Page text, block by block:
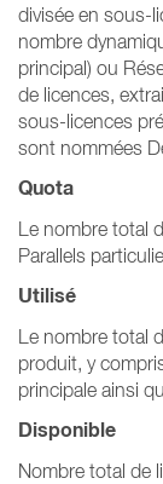
divisée en sous-
nombre
principal) ou
de licences,
sous-licences
sont nommées
Quota
Le nombre total
Parallels
Utilisé
Le nombre total
produit, y
principale ainsi
Disponible
Nombre total de